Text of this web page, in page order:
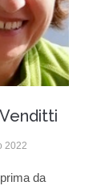
2022
da